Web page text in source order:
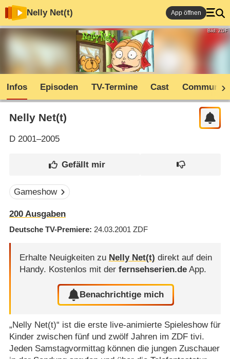
Nelly Net(t) App öffnen
Bild: ZDF
Infos Episoden TV-Termine Cast Community
Nelly Net(t)
D2001–2005
Gameshow
200 Ausgaben
Deutsche TV-Premiere 24.03.2001 ZDF
Erhalte Neuigkeiten zu Nelly Net(t) direkt auf dein
Handy. Kostenlos mit der fernsehserien.deApp.
Benachrichtige mich
„Nelly Net(t)“ ist die erste live-animierte Spieleshow für
Kinder zwischen fünf und zwölf Jahren im ZDF tivi.
Jeden Samstagvormittag können die jungen Zuschauer